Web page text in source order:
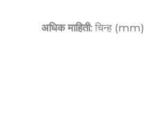
अधिक माहिती: चिन्ह (mm)